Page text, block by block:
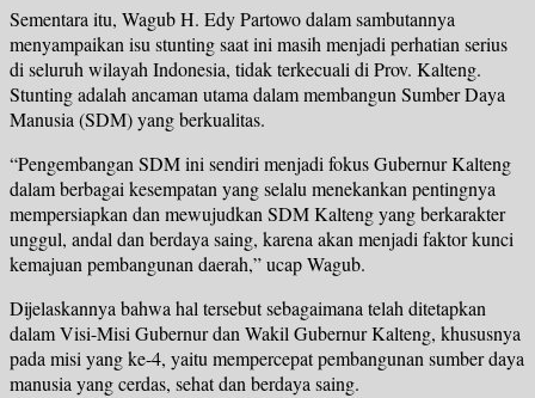
Sementara itu, Wagub H. Edy Partowo dalam sambutannya
menyampaikan isu stunting saat ini masih menjadi perhatian serius
di seluruh wilayah Indonesia, tidak terkecuali di Prov. Kalteng.
Stunting adalah ancaman utama dalam membangun Sumber Daya
Manusia (SDM) yang berkualitas.
“Pengembangan SDM ini sendiri menjadi fokus Gubernur Kalteng
dalam berbagai kesempatan yang selalu menekankan pentingnya
mempersiapkan dan mewujudkan SDM Kalteng yang berkarakter
unggul, andal dan berdaya saing, karena akan menjadi faktor kunci
kemajuan pembangunan daerah,” ucap Wagub.
Dijelaskannya bahwa hal tersebut sebagaimana telah ditetapkan
dalam Visi-Misi Gubernur dan Wakil Gubernur Kalteng, khususnya
pada misi yang ke-4, yaitu mempercepat pembangunan sumber daya
manusia yang cerdas, sehat dan berdaya saing.